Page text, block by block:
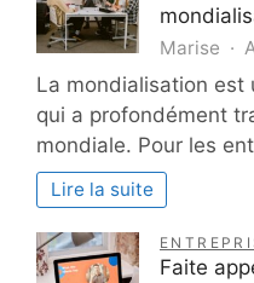
Marise
La mondialisation est
qui a profondément
mondiale. Pour les
Lire la suite
Faite